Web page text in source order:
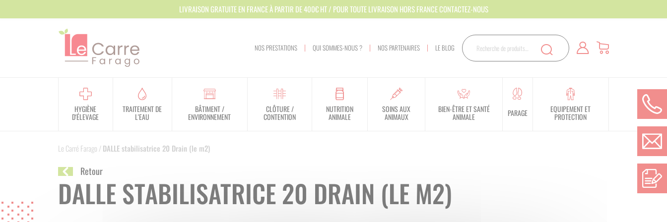
NOS PRESTATIONS QUI SOMMES-NOUS ? NOS PARTENAIRES LE BLOG Rechercher Recherche
HYGIÈNE
D'ÉLEVAGE
HYGIÈNE DE LA TRAITE
TRAITEMENT DE
L'EAU
BÂTIMENT /
ENVIRONNEMENT
VENTILATION
CLÔTURE /
CONTENTION
OVIN - CAPRIN - EQUIN
NUTRITION
ANIMALE
SOINS AUX
ANIMAUX
MARQUAGE - IDENTIFICATION
BIEN-ÊTRE ET SANTÉ
ANIMALE
TAPIS CAOUTCHOUC
PARAGE EQUIPEMENT ET
PROTECTION
APICULTURE
Le Carré Farago /DALLE stabilisatrice 20 Drain (le m2)
Retour
DALLE STABILISATRICE 20 DRAIN (LE M2)
LIVRAISON GRATUITE EN FRANCE À PARTIR DE 400€ HT / POUR TOUTE LIVRAISON HORS FRANCE CONTACTEZ-NOUS